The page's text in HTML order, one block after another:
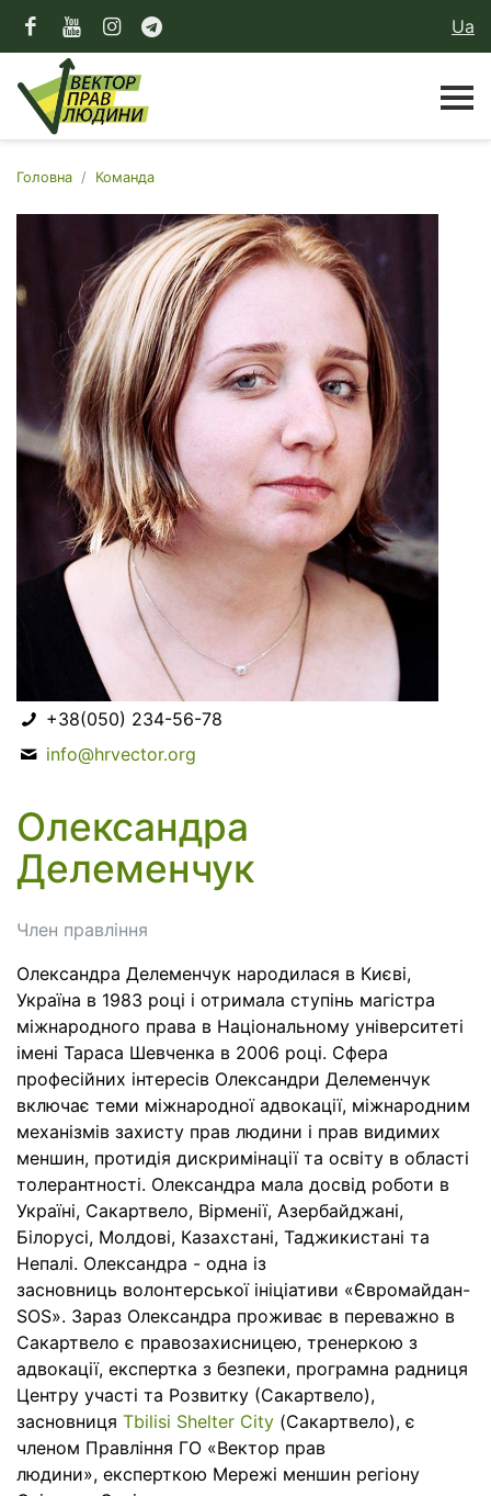
Ua
Головна Команда
+38(050) 234-56-78
info@hrvector.org
Олександра
Делеменчук
Член правління
Олександра Делеменчук народилася в Києві,
Україна в 1983 році і отримала ступінь магістра
міжнародного права в Національному університеті
імені Тараса Шевченка в 2006 році. Сфера
професійних інтересів Олександри Делеменчук
включає теми міжнародної адвокації, міжнародним
механізмів захисту прав людини і прав видимих
меншин, протидія дискримінаціїта освіту в області
толерантності. Олександра мала досвід роботи в
Україні, Сакартвело, Вірменії, Азербайджані,
Білорусі, Молдові, Казахстані, Таджикистані та
Непалі. Олександра - одна із
засновниць волонтерської ініціативи «Євромайдан-
SOS». Зараз Олександра проживає в переважно в
Сакартвело є правозахисницею, тренеркою з
адвокації, експертка з безпеки, програмна радниця
Центру участі та Розвитку (Сакартвело),
засновниця Tbilisi Shelter City (Сакартвело), є
членом Правління ГО «Вектор прав
людини», експерткою Мережі меншин регіону